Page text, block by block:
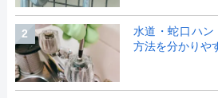
2
水道・蛇口ハン
方法を分かりや